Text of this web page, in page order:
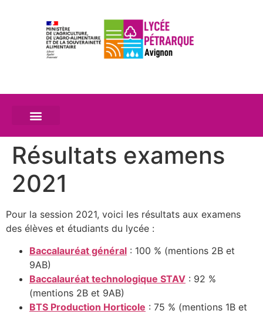
Résultats examens
2021
Pour la session 2021, voici les résultats aux examens
des élèves et étudiants du lycée :
Baccalauréat général : 100 % (mentions 2B et
9AB)
Baccalauréat technologique STAV : 92 %
(mentions 2B et 9AB)
BTS Production Horticole : 75 % (mentions 1B et